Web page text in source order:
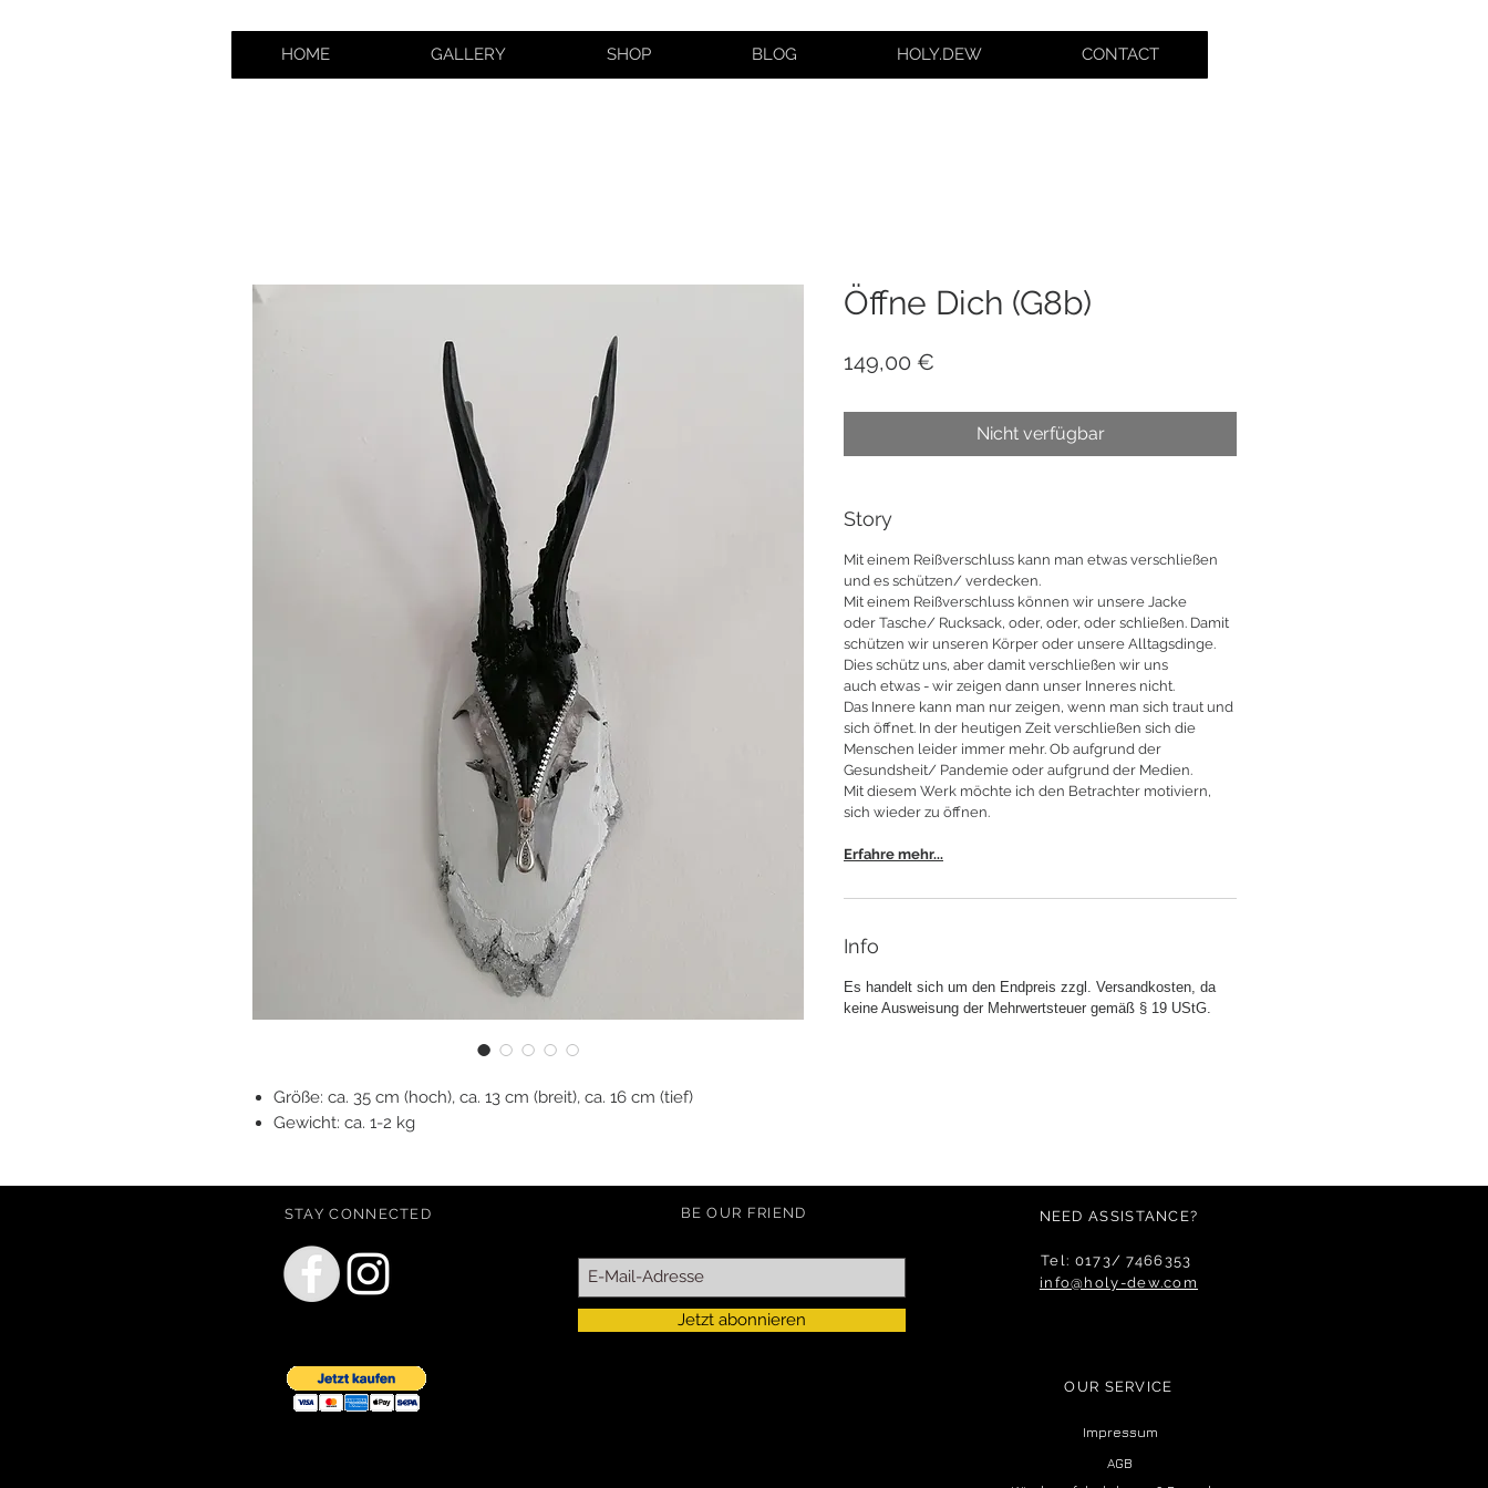
HOME GALLERY SHOP BLOG HOLY.DEW CONTACT
Größe: ca. 35 cm (hoch), ca. 13 cm (breit), ca. 16 cm (tief)
Gewicht: ca. 1-2 kg
Öffne Dich (G8b)
149,00 €
Nicht verfügbar
Story
Mit einem Reißverschluss kann man etwas verschließen
und es schützen/ verdecken.
Mit einem Reißverschluss können wir unsere Jacke
oder Tasche/ Rucksack, oder, oder, oder schließen. Damit
schützen wir unseren Körper oder unsere Alltagsdinge.
Dies schütz uns, aber damit verschließen wir uns
auch etwas - wir zeigen dann unser Inneres nicht.
Das Innere kann man nur zeigen, wenn man sich traut und
sich öffnet. In der heutigen Zeit verschließen sich die
Menschen leider immer mehr. Ob aufgrund der
Gesundsheit/ Pandemie oder aufgrund der Medien.
Mit diesem Werk möchte ich den Betrachter motiviern,
sich wieder zu öffnen.
Erfahre mehr...
Info
Es handelt sich um den Endpreis zzgl. Versandkosten, da
keine Ausweisung der Mehrwertsteuer gemäß § 19 UStG.
STAY CONNECTED BE OUR FRIEND
Jetzt abonnieren
NEED ASSISTANCE?
Tel: 0173/ 7466353
info@holy-dew.com
OUR SERVICE
Impressum
AGB